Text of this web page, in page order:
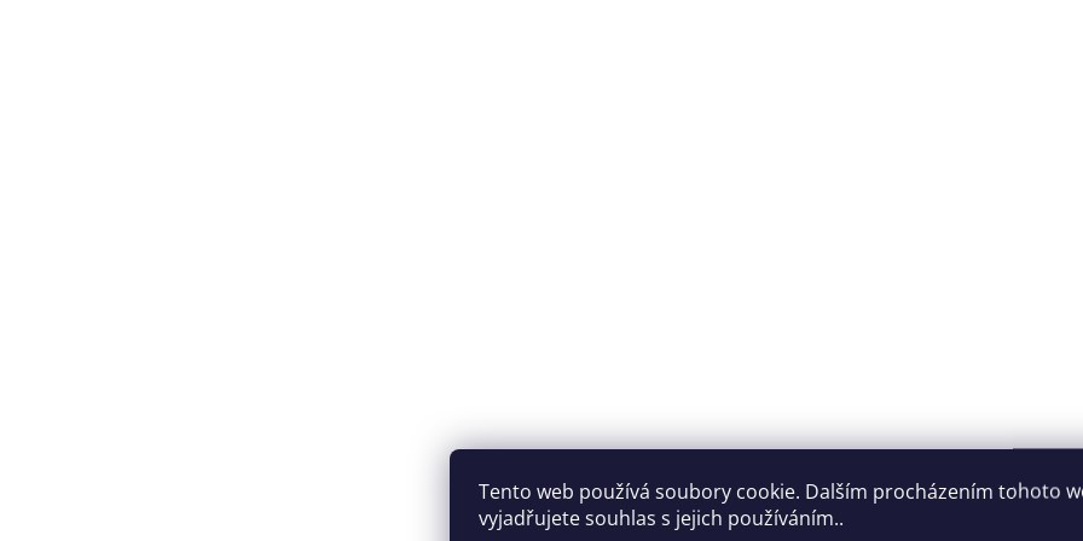
Tento web používá soubory cookie. Dalším procházením tohoto
vyjadřujete souhlas s jejich používáním..